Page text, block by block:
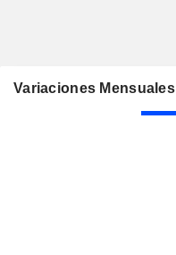
Variaciones Mensuales